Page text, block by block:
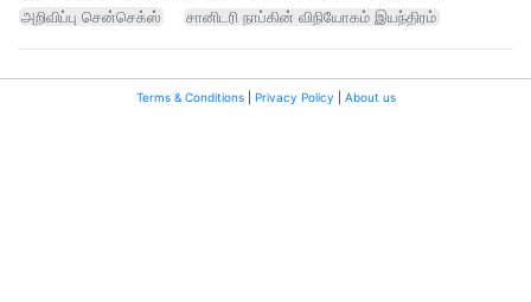
அறிவிப்பு சென்செக்ஸ்
சானிடரி நாப்கின் விநியோகம் இயந்திரம்
Terms & Conditions| Privacy Policy About us